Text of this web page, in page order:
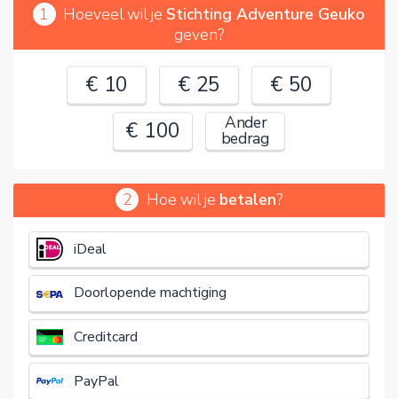
1 Hoeveel wil je Stichting Adventure Geuko
geven?
€ 10 € 25
€ 50
€ 100
Ander
bedrag
€
2 Hoe wil je betalen?
iDeal
Doorlopende machtiging
Creditcard
PayPal